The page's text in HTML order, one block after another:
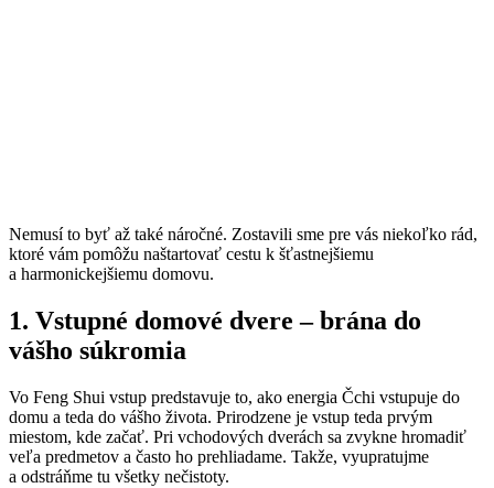
Nemusí to byť až také náročné. Zostavili sme pre vás niekoľko rád,
ktoré vám pomôžu naštartovať cestu k šťastnejšiemu
a harmonickejšiemu domovu.
1. Vstupné domové dvere – brána do
vášho súkromia
Vo Feng Shui vstup predstavuje to, ako energia Čchi vstupuje do
domu a teda do vášho života. Prirodzene je vstup teda prvým
miestom, kde začať. Pri vchodových dverách sa zvykne hromadiť
veľa predmetov a často ho prehliadame. Takže, vyupratujme
a odstráňme tu všetky nečistoty.